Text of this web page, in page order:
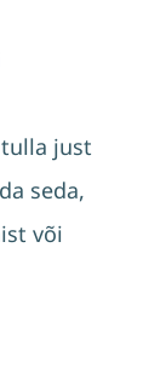
just
seda,
või